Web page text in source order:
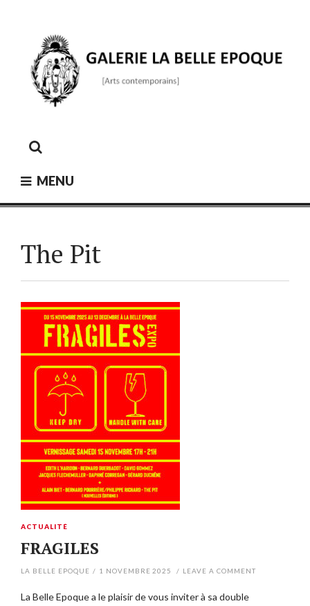
MENU
The Pit
ACTUALITÉ
FRAGILES
LA BELLE EPOQUE / 1 NOVEMBRE 2025 / LEAVE A COMMENT
La Belle Epoque a le plaisir de vous inviter à sa double